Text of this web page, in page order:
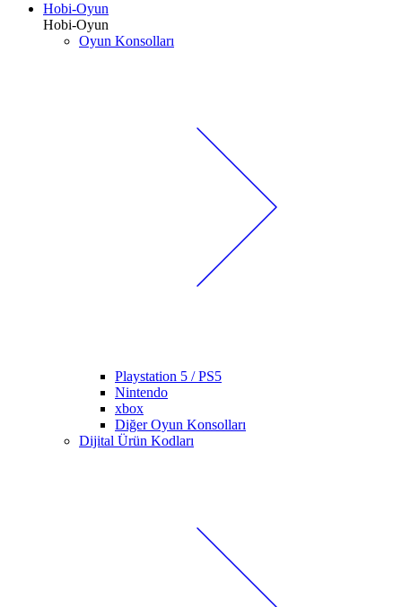
Hobi-Oyun
Hobi-Oyun
Oyun Konsolları
Playstation 5 / PS5
Nintendo
xbox
Diğer Oyun Konsolları
Dijital Ürün Kodları